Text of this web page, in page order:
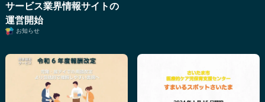
サービス業界情報サイトの
運営開始
お知らせ